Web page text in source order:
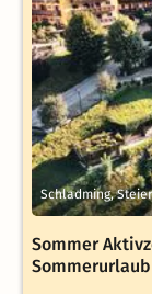
Schladming,
Sommer
Sommerurlaub